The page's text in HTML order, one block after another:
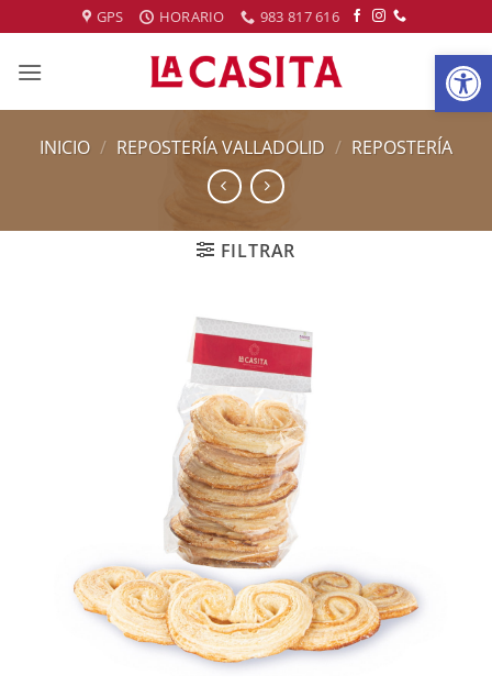
al
contenido
GPS HORARIO 983 817 616
INICIO / REPOSTERÍA VALLADOLID / REPOSTERÍA
FILTRAR